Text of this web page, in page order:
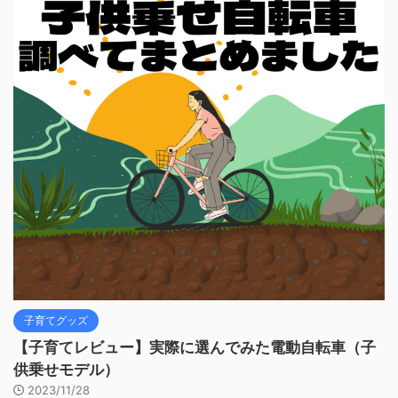
子育てグッズ
【子育てレビュー】実際に選んでみた電動自転車（子
供乗せモデル）
2023/11/28